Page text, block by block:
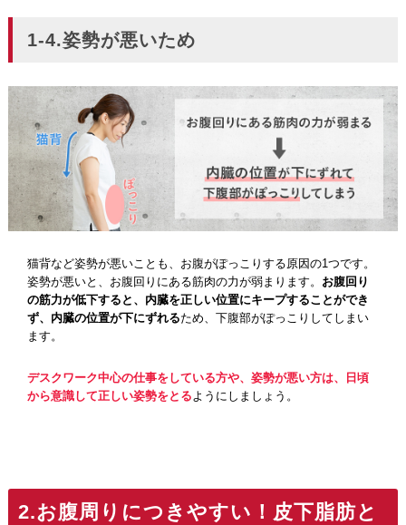
1-4.姿勢が悪いため
猫背など姿勢が悪いことも、お腹がぽっこりする原因の1つです。
姿勢が悪いと、お腹回りにある筋肉の力が弱まります。 お腹回り
の筋力が低下すると、内臓を正しい位置にキープすることができ
ず、内臓の位置が下にずれるため、下腹部がぽっこりしてしまい
ます。
デスクワーク中心の仕事をしている方や、姿勢が悪い方は、日頃
から意識して正しい姿勢をとる ようにしましょう。
2.お腹周りにつきやすい！皮下脂肪と